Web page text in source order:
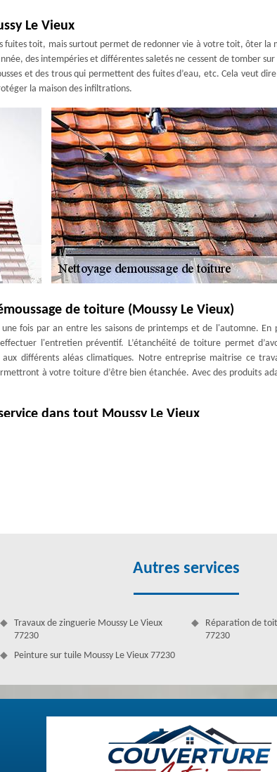
Le Vieux
fuites toit, mais surtout permet de redonner vie à votre toit, ôter la
des intempéries et différentes saletés ne cessent de tomber
et des trous qui permettent des fuites d’eau, etc. Cela veut
la maison des infiltrations.
de toiture (Moussy Le Vieux)
fois par an entre les saisons de printemps et de l'automne. En
l'entretien préventif. L’étanchéité de toiture permet
différents aléas climatiques. Notre entreprise maitrise ce
à votre toiture d’être bien étanchée. Avec des produits
dans tout Moussy Le Vieux
toiture sera bien évident. Notre entreprise professionnelle est
soignée régulièrement. Son nettoyage est parmi son
à des experts. Notre entreprise contient des artisans
Autres services
Travaux de zinguerie Moussy Le Vieux
77230
Peinture sur tuile Moussy Le Vieux 77230
Réparation de
77230